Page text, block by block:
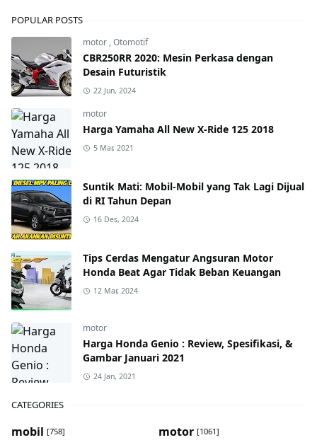
POPULAR POSTS
motor ,Otomotif
CBR250RR 2020: Mesin Perkasa dengan
Desain Futuristik
22 Jun, 2024
motor
Harga Yamaha All New X-Ride 125 2018
5 Mar, 2021
Suntik Mati: Mobil-Mobil yang Tak Lagi Dijual
di RI Tahun Depan
16 Des, 2024
Tips Cerdas Mengatur Angsuran Motor
Honda Beat Agar Tidak Beban Keuangan
12 Mar, 2024
motor
Harga Honda Genio : Review, Spesifikasi, &
Gambar Januari 2021
24 Jan, 2021
CATEGORIES
mobil [758] motor [1061]